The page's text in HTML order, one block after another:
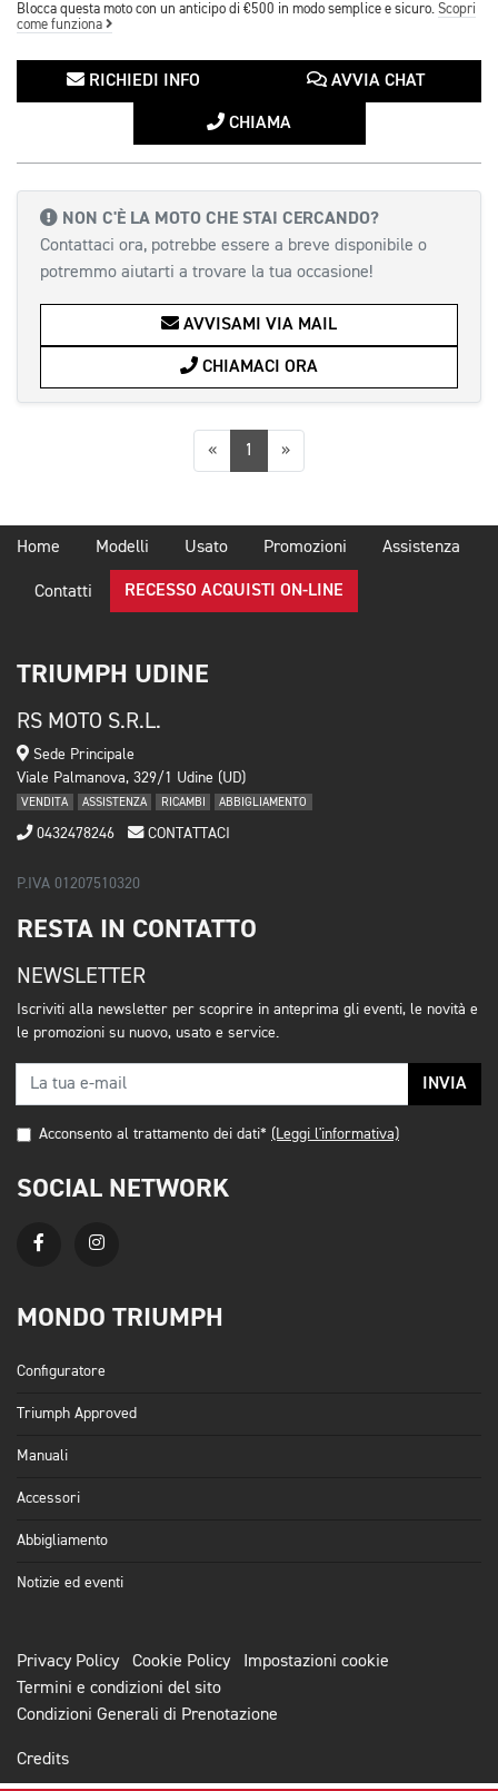
Blocca questa moto con un anticipo di €500 in modo semplice e sicuro. Scopri
come funziona
RICHIEDI INFO AVVIA CHAT
CHIAMA
NON C'È LA MOTO CHE STAI CERCANDO?
Contattaci ora, potrebbe essere a breve disponibile o
potremmo aiutarti a trovare la tua occasione!
AVVISAMI VIA MAIL
CHIAMACI ORA
«Precedente
1 »Successiva
Home Modelli Usato Promozioni Assistenza
Contatti RECESSO ACQUISTI ON-LINE
TRIUMPH UDINE
RS MOTO S.R.L.
Sede Principale
Viale Palmanova, 329/1 Udine (UD)
VENDITA ASSISTENZA RICAMBI ABBIGLIAMENTO
0432478246 CONTATTACI
P.IVA 01207510320
RESTA IN CONTATTO
NEWSLETTER
Iscriviti alla newsletter per scoprire in anteprima gli eventi, le novità e
le promozioni su nuovo, usato e service.
INVIA
Acconsento al trattamento dei dati* (Leggi l'informativa)
SOCIAL NETWORK
MONDO TRIUMPH
Configuratore
Triumph Approved
Manuali
Accessori
Abbigliamento
Notizie ed eventi
Privacy Policy Cookie Policy
Impostazioni cookie
Termini e condizioni del sito
Condizioni Generali di Prenotazione
Credits